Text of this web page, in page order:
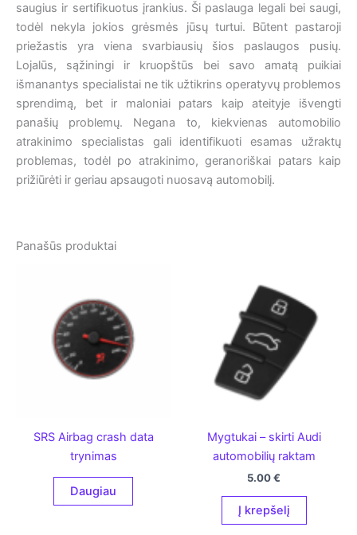
saugius ir sertifikuotus įrankius. Ši paslauga legali bei saugi,
todėl nekyla jokios grėsmės jūsų turtui. Būtent pastaroji
priežastis yra viena svarbiausių šios paslaugos pusių.
Lojalūs, sąžiningi ir kruopštūs bei savo amatą puikiai
išmanantys specialistai ne tik užtikrins operatyvų problemos
sprendimą, bet ir maloniai patars kaip ateityje išvengti
panašių problemų. Negana to, kiekvienas automobilio
atrakinimo specialistas gali identifikuoti esamas užraktų
problemas, todėl po atrakinimo, geranoriškai patars kaip
prižiūrėti ir geriau apsaugoti nuosavą automobilį.
Panašūs produktai
SRS Airbag crash data
trynimas
Daugiau
Mygtukai – skirti Audi
automobilių raktam
5.00€
Į krepšelį